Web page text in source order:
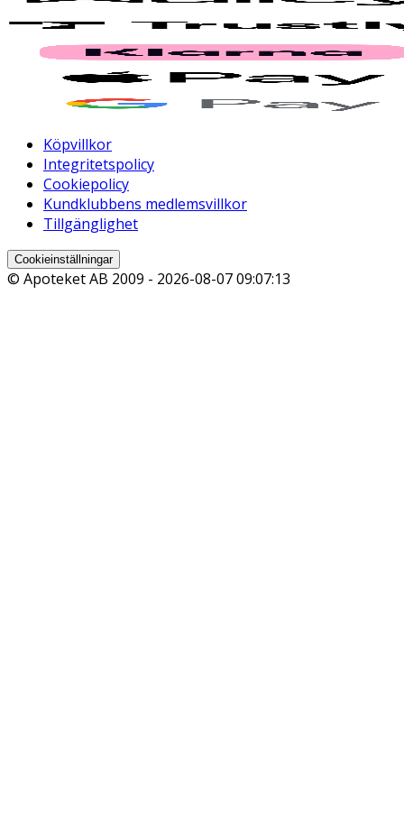
Köpvillkor
Integritetspolicy
Cookiepolicy
Kundklubbens medlemsvillkor
Tillgänglighet
Cookieinställningar
© Apoteket AB 2009 - 2026-08-07 09:07:13